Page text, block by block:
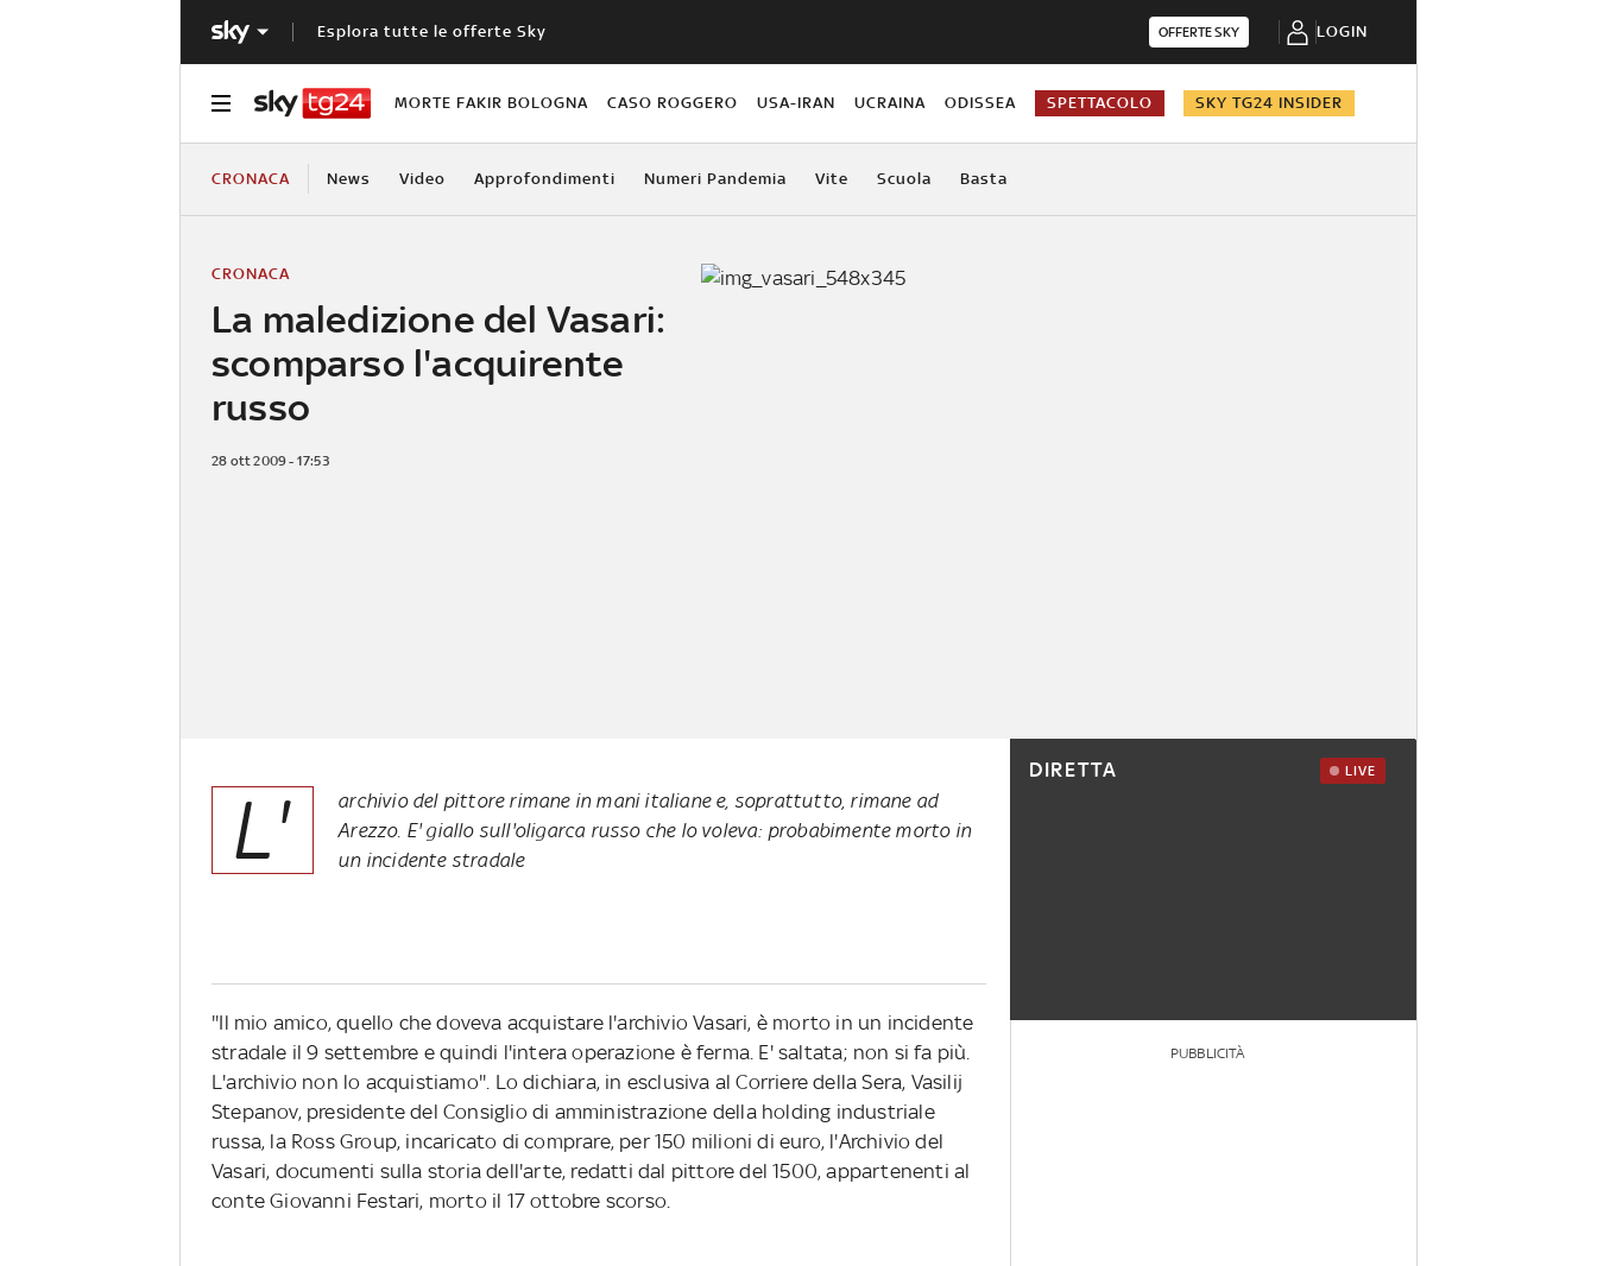
Esplora tutte le offerte Sky OFFERTE SKY LOGIN
MORTE FAKIR BOLOGNA CASO ROGGERO USA-IRAN UCRAINA ODISSEA SPETTACOLO SKY TG24 INSIDER
CRONACA News Video Approfondimenti Numeri Pandemia Vite Scuola Basta
La maledizione del Vasari:
scomparso l'acquirente
russo
CRONACA
28 ott 2009 - 17:53
L'
archivio del pittore rimane in mani italiane e, soprattutto, rimane ad
Arezzo. E' giallo sull'oligarca russo che lo voleva: probabimente morto in
un incidente stradale
''Il mio amico, quello che doveva acquistare l'archivio Vasari, è morto in un incidente
stradale il 9 settembre e quindi l'intera operazione è ferma. E' saltata; non si fa più.
L'archivio non lo acquistiamo''. Lo dichiara, in esclusiva al Corriere della Sera, Vasilij
Stepanov, presidente del Consiglio di amministrazione della holding industriale
russa, la Ross Group, incaricato di comprare, per 150 milioni di euro, l'Archivio del
Vasari, documenti sulla storia dell'arte, redatti dal pittore del 1500, appartenenti al
conte Giovanni Festari, morto il 17 ottobre scorso.
DIRETTA LIVE
PUBBLICITÀ